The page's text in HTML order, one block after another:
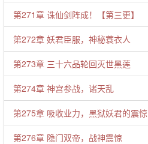
第271章 诛仙剑阵成！【第三更】
第272章 妖君臣服，神秘蓑衣人
第273章 三十六品轮回灭世黑莲
第274章 神宫参战，诸天乱
第275章 吸收业力，黑狱妖君的震惊
第276章 隐门双帝，战神震惊